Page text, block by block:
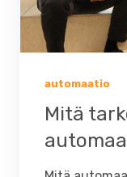
automaatio
Mitä